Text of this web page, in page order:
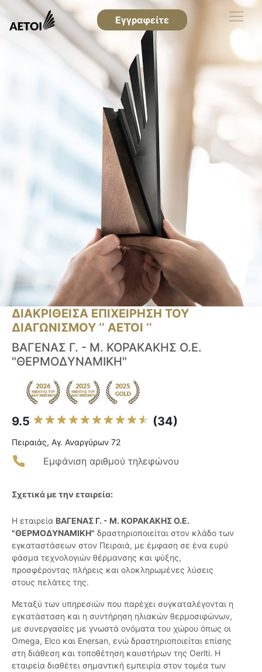
Εγγραφείτε
ΔΙΑΚΡΙΘΕΙΣΑ ΕΠΙΧΕΙΡΗΣΗ ΤΟΥ
ΔΙΑΓΩΝΙΣΜΟΥ ‘’ ΑΕΤΟΙ ‘’
ΒΑΓΕΝΑΣ Γ. - Μ. ΚΟΡΑΚΑΚΗΣ Ο.Ε.
"ΘΕΡΜΟΔΥΝΑΜΙΚΗ"
9.5 (34)
Πειραιάς, Αγ. Αναργύρων 72
Εμφάνιση αριθμού τηλεφώνου
Σχετικά με την εταιρεία:
Η εταιρεία ΒΑΓΕΝΑΣ Γ. - Μ. ΚΟΡΑΚΑΚΗΣ Ο.Ε.
"ΘΕΡΜΟΔΥΝΑΜΙΚΗ" δραστηριοποιείται στον κλάδο των
εγκαταστάσεων στον Πειραιά, με έμφαση σε ένα ευρύ
φάσμα τεχνολογιών θέρμανσης και ψύξης,
προσφέροντας πλήρεις και ολοκληρωμένες λύσεις
στους πελάτες της.
Μεταξύ των υπηρεσιών που παρέχει συγκαταλέγονται η
εγκατάσταση και η συντήρηση ηλιακών θερμοσιφώνων,
με συνεργασίες με γνωστά ονόματα του χώρου όπως οι
Omega, Elco και Enersan, ενώ δραστηριοποιείται επίσης
στη διάθεση και τοποθέτηση καυστήρων της Oerlti. Η
εταιρεία διαθέτει σημαντική εμπειρία στον τομέα των